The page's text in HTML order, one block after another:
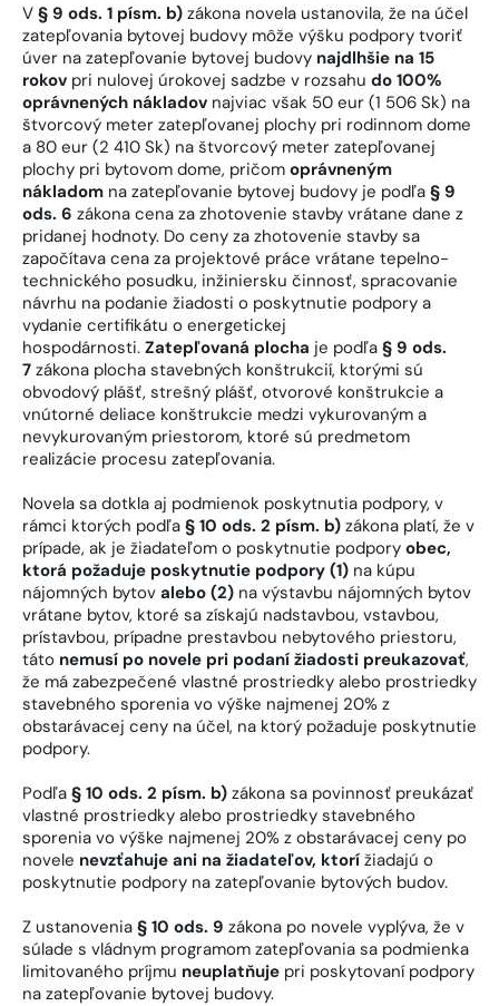
V § 9 ods. 1 písm. b) zákona novela ustanovila, že na účel
zatepľovania bytovej budovy môže výšku podpory tvoriť
úver na zatepľovanie bytovej budovy najdlhšie na 15
rokov pri nulovej úrokovej sadzbe v rozsahu do 100%
oprávnených nákladov najviac však 50 eur (1 506 Sk) na
štvorcový meter zatepľovanej plochy pri rodinnom dome
a 80 eur (2 410 Sk) na štvorcový meter zatepľovanej
plochy pri bytovom dome, pričom oprávneným
nákladom na zatepľovanie bytovej budovy je podľa § 9
ods. 6 zákona cena za zhotovenie stavby vrátane dane z
pridanej hodnoty. Do ceny za zhotovenie stavby sa
započítava cena za projektové práce vrátane tepelno-
technického posudku, inžiniersku činnosť, spracovanie
návrhu na podanie žiadosti o poskytnutie podpory a
vydanie certifikátu o energetickej
hospodárnosti. Zatepľovaná plocha je podľa § 9 ods.
7 zákona plocha stavebných konštrukcií, ktorými sú
obvodový plášť, strešný plášť, otvorové konštrukcie a
vnútorné deliace konštrukcie medzi vykurovaným a
nevykurovaným priestorom, ktoré sú predmetom
realizácie procesu zatepľovania.
Novela sa dotkla aj podmienok poskytnutia podpory, v
rámci ktorých podľa § 10 ods. 2 písm. b) zákona platí, že v
prípade, ak je žiadateľom o poskytnutie podpory obec,
ktorá požaduje poskytnutie podpory (1) na kúpu
nájomných bytov alebo (2) na výstavbu nájomných bytov
vrátane bytov, ktoré sa získajú nadstavbou, vstavbou,
prístavbou, prípadne prestavbou nebytového priestoru,
táto nemusí po novele pri podaní žiadosti preukazovať,
že má zabezpečené vlastné prostriedky alebo prostriedky
stavebného sporenia vo výške najmenej 20% z
obstarávacej ceny na účel, na ktorý požaduje poskytnutie
podpory.
Podľa § 10 ods. 2 písm. b) zákona sa povinnosť preukázať
vlastné prostriedky alebo prostriedky stavebného
sporenia vo výške najmenej 20% z obstarávacej ceny po
novele nevzťahuje ani na žiadateľov, ktorí žiadajú o
poskytnutie podpory na zatepľovanie bytových budov.
Z ustanovenia § 10 ods. 9 zákona po novele vyplýva, že v
súlade s vládnym programom zatepľovania sa podmienka
limitovaného príjmu neuplatňuje pri poskytovaní podpory
na zatepľovanie bytovej budovy.